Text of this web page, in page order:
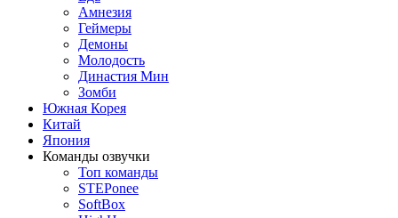
Амнезия
Геймеры
Демоны
Молодость
Династия Мин
Зомби
Южная Корея
Китай
Япония
Команды озвучки
Топ команды
STEPonee
SoftBox